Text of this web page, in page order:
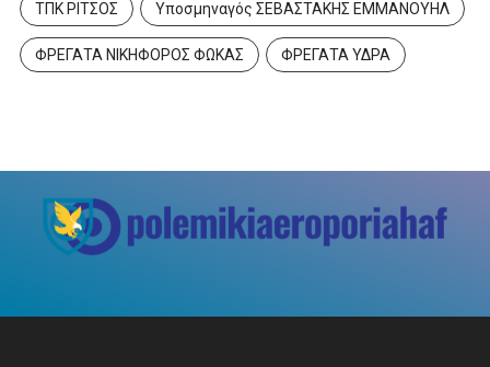
ΤΠΚ ΡΙΤΣΟΣ Υποσμηναγός ΣΕΒΑΣΤΑΚΗΣ ΕΜΜΑΝΟΥΗΛ
ΦΡΕΓΑΤΑ ΝΙΚΗΦΟΡΟΣ ΦΩΚΑΣ ΦΡΕΓΑΤΑ ΥΔΡΑ